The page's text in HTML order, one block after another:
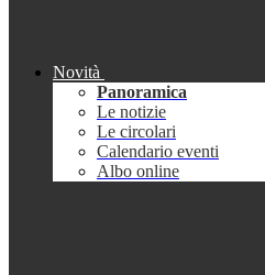
Novità
Panoramica
Le notizie
Le circolari
Calendario eventi
Albo online